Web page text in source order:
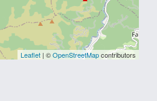
Leaflet | ©OpenStreetMapcontributors